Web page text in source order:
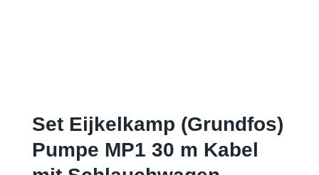
Set Eijkelkamp (Grundfos)
Pumpe MP1 30 m Kabel